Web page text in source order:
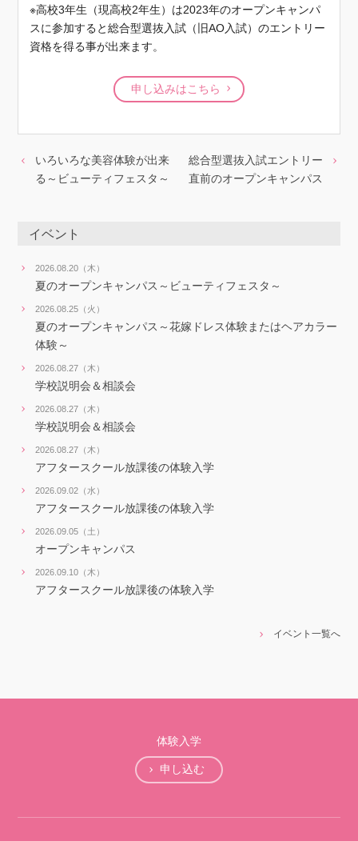
※高校3年生（現高校2年生）は2023年のオープンキャンパ
スに参加すると総合型選抜入試（旧AO入試）のエントリー
資格を得る事が出来ます。
申し込みはこちら
いろいろな美容体験が出来
る～ビューティフェスタ～
総合型選抜入試エントリー
直前のオープンキャンパス
イベント
2026.08.20（木）
夏のオープンキャンパス～ビューティフェスタ～
2026.08.25（火）
夏のオープンキャンパス～花嫁ドレス体験またはヘアカラー
体験～
2026.08.27（木）
学校説明会＆相談会
2026.08.27（木）
学校説明会＆相談会
2026.08.27（木）
アフタースクール放課後の体験入学
2026.09.02（水）
アフタースクール放課後の体験入学
2026.09.05（土）
オープンキャンパス
2026.09.10（木）
アフタースクール放課後の体験入学
イベント一覧へ
体験入学
申し込む